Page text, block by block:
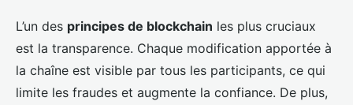
L’un des principes de blockchain les plus cruciaux
est la transparence. Chaque modification apportée à
la chaîne est visible par tous les participants, ce qui
limite les fraudes et augmente la confiance. De plus,